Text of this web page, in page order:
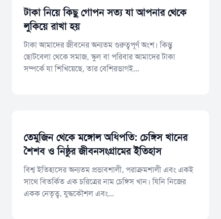
টাকা নিয়ে কিছু গোপন সত্য যা আপনার থেকে
লুকিয়ে রাখা হয়
​টাকা আমাদের জীবনের অন্যতম গুরুত্বপূর্ণ অংশ। কিন্তু
ছোটবেলা থেকে সমাজ, স্কুল বা পরিবার আমাদের টাকা
সম্পর্কে যা শিখিয়েছে, তার বেশিরভাগই...
তেমুজিন থেকে মঙ্গোল অধিপতি: চেঙ্গিস খানের
শৈশব ও নিষ্ঠুর জীবনসংগ্রামের ইতিহাস
​বিশ্ব ইতিহাসের অন্যতম প্রভাবশালী, পরাক্রমশালী এবং একই
সাথে বিতর্কিত এক চরিত্রের নাম চেঙ্গিস খান। যিনি নিজের
একক নেতৃত্ব, যুদ্ধকৌশল এবং...